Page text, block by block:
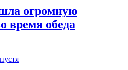
огромную
время обеда